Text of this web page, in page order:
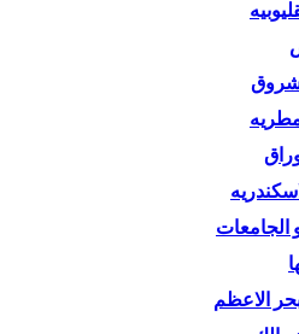
الاعظم